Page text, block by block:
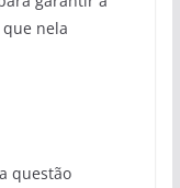
nela
questão